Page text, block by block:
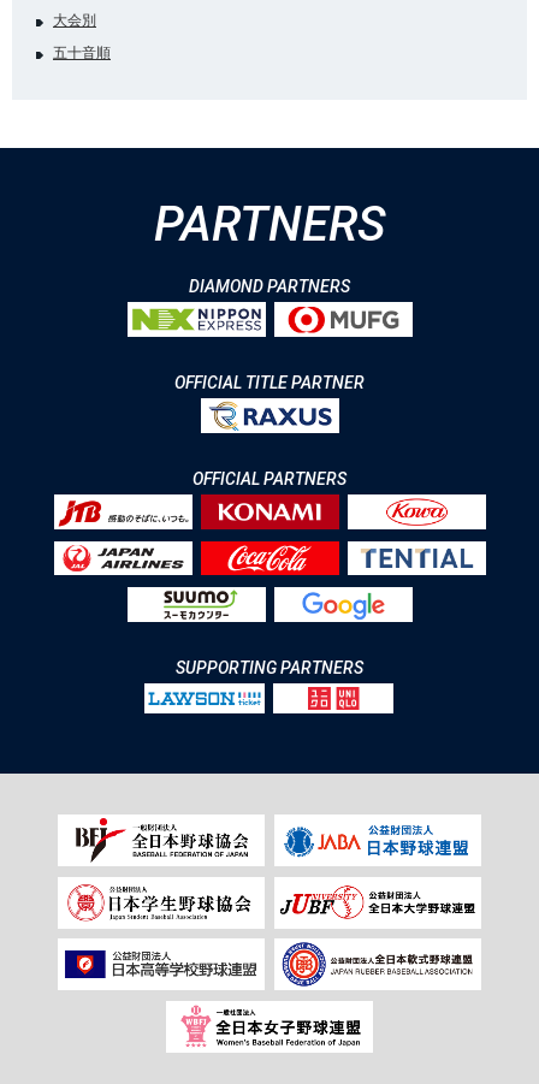
大会別
五十音順
PARTNERS
DIAMOND PARTNERS
OFFICIAL TITLE PARTNER
OFFICIAL PARTNERS
SUPPORTING PARTNERS